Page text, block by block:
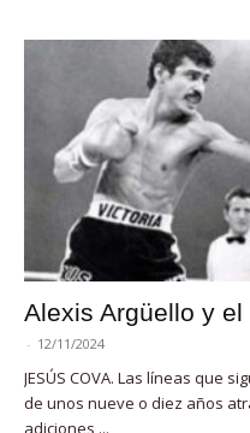
Alexis Argüello y
- 12/11/2024
JESÚS COVA. Las líneas que
de unos nueve o diez años
adiciones,...